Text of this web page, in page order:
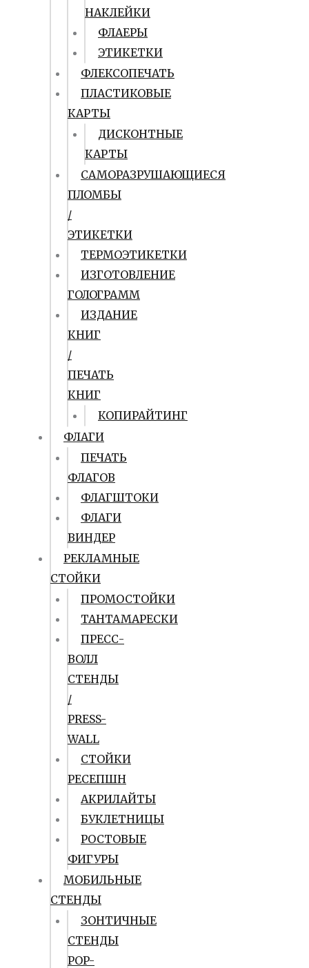
НАКЛЕЙКИ
ФЛАЕРЫ
ЭТИКЕТКИ
ФЛЕКСОПЕЧАТЬ
ПЛАСТИКОВЫЕ
КАРТЫ
ДИСКОНТНЫЕ
КАРТЫ
САМОРАЗРУШАЮЩИЕСЯ
ПЛОМБЫ
/
ЭТИКЕТКИ
ТЕРМОЭТИКЕТКИ
ИЗГОТОВЛЕНИЕ
ГОЛОГРАММ
ИЗДАНИЕ
КНИГ
/
ПЕЧАТЬ
КНИГ
КОПИРАЙТИНГ
ФЛАГИ
ПЕЧАТЬ
ФЛАГОВ
ФЛАГШТОКИ
ФЛАГИ
ВИНДЕР
РЕКЛАМНЫЕ
СТОЙКИ
ПРОМОСТОЙКИ
ТАНТАМАРЕСКИ
ПРЕСС-
ВОЛЛ
СТЕНДЫ
/
PRESS-
WALL
СТОЙКИ
РЕСЕПШН
АКРИЛАЙТЫ
БУКЛЕТНИЦЫ
РОСТОВЫЕ
ФИГУРЫ
МОБИЛЬНЫЕ
СТЕНДЫ
ЗОНТИЧНЫЕ
СТЕНДЫ
POP-